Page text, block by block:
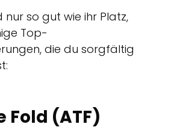
nur so gut wie ihr Platz,
Top-
die du sorgfältig
Fold (ATF)